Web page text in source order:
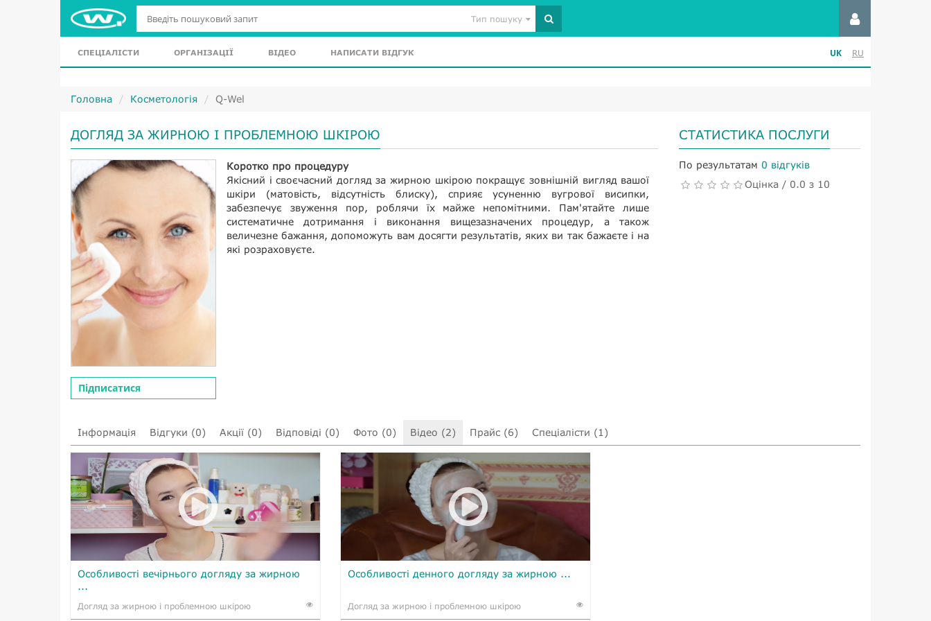
Тип пошуку
СПЕЦІАЛІСТИ ОРГАНІЗАЦІЇ ВІДЕО НАПИСАТИ ВІДГУК UK RU
Головна Косметологія Q-Wel
ДОГЛЯД ЗА ЖИРНОЮ І ПРОБЛЕМНОЮ ШКІРОЮ
Підписатися
Коротко про процедуру
Якісний і своєчасний догляд за жирною шкірою покращує зовнішній вигляд вашої
шкіри (матовість, відсутність блиску), сприяє усуненню вугрової висипки,
забезпечує звуження пор, роблячи їх майже непомітними. Пам'ятайте лише
систематичне дотримання і виконання вищезазначених процедур, а також
величезне бажання, допоможуть вам досягти результатів, яких ви так бажаєте і на
які розраховуєте.
СТАТИСТИКА ПОСЛУГИ
По результатам 0 відгуків
Оцінка / 0.0 з 10
Інформація Відгуки (0) Акції (0) Відповіді (0) Фото (0) Відео (2) Прайс (6) Спеціалісти (1)
Особливості вечірнього догляду за жирною
...
Догляд за жирною і проблемною шкірою
Особливості денного догляду за жирною ...
Догляд за жирною і проблемною шкірою